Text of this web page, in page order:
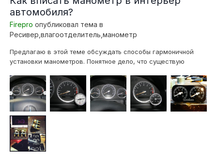
автомобиля?
Firepro опубликовал тема в
Ресивер,влагоотделитель,манометр
Предлагаю в этой теме обсуждать способы гармоничной
установки манометров. Понятное дело, что существую
много проще, но речь скорее всего пойдет о механических
манометрах, по причине их дешевизны и доступности.
Пример номер один (ссылка):...